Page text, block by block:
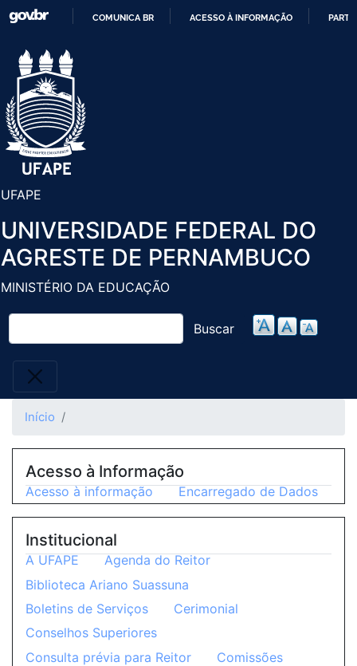
Pular
COMUNICA BR ACESSO À INFORMAÇÃO
UFAPE
UNIVERSIDADE FEDERAL DO
AGRESTE DE PERNAMBUCO
MINISTÉRIO DA EDUCAÇÃO
Buscar
Início
Acesso à Informação
Acesso à informação Encarregado de Dados
Institucional
A UFAPE
Agenda do Reitor
Biblioteca Ariano Suassuna
Boletins de Serviços
Cerimonial
Conselhos Superiores
Consulta prévia para Reitor
Comissões